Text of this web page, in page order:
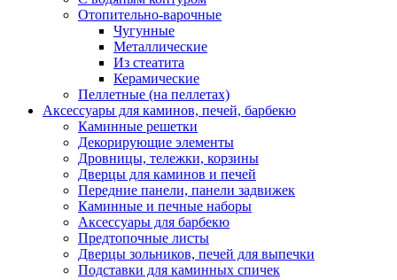
Отопительно-варочные
Чугунные
Металлические
Из стеатита
Керамические
Пеллетные (на пеллетах)
Аксессуары для каминов, печей, барбекю
Каминные решетки
Декорирующие элементы
Дровницы, тележки, корзины
Дверцы для каминов и печей
Передние панели, панели задвижек
Каминные и печные наборы
Аксессуары для барбекю
Предтопочные листы
Дверцы зольников, печей для выпечки
Подставки для каминных спичек